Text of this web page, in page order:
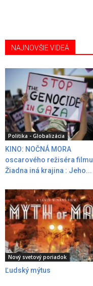
NAJNOVŠIE VIDEÁ
Politika - Globalizácia
KINO: NOČNÁ MORA
oscarového režiséra filmu
Žiadna iná krajina : Jeho...
Nový svetový poriadok
Ľudský mýtus